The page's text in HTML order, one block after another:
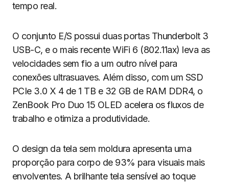
tempo real.
O conjunto E/S possui duas portas Thunderbolt 3
USB-C, e o mais recente WiFi 6 (802.11ax) leva as
velocidades sem fio a um outro nível para
conexões ultrasuaves. Além disso, com um SSD
PCIe 3.0 X 4 de 1 TB e 32 GB de RAM DDR4, o
ZenBook Pro Duo 15 OLED acelera os fluxos de
trabalho e otimiza a produtividade.
O design da tela sem moldura apresenta uma
proporção para corpo de 93% para visuais mais
envolventes. A brilhante tela sensível ao toque